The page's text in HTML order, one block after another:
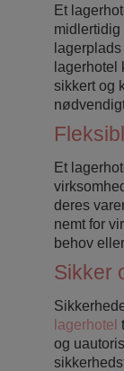
Et
midlertidig
sikkert og
Et
deres
nemt for
behov
Sikker
lagerhotel
og